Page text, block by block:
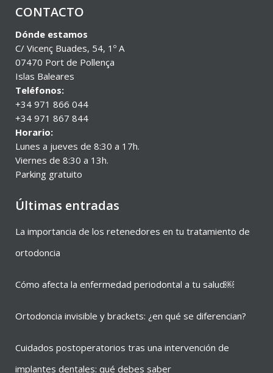
CONTACTO
Dónde estamos
C/ Vicenç Buades, 54, 1º A
07470 Port de Pollença
Islas Baleares
Teléfonos:
+34 971 866 044
+34 971 867 844
Horario:
Lunes a jueves de 8:30 a 17h.
Viernes de 8:30 a 13h.
Parking gratuito
Últimas entradas
La importancia de los retenedores en tu tratamiento de
ortodoncia
Cómo afecta la enfermedad periodontal a tu salud￼
Ortodoncia invisible y brackets: ¿en qué se diferencian?
Cuidados postoperatorios tras una intervención de
implantes dentales: qué debes saber